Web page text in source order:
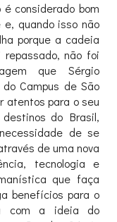
considerado bom
e, quando isso não
porque a cadeia
não foi
que Sérgio
Campus de São
atentos para o seu
destinos do Brasil,
de se
de uma nova
tecnologia e
que faça
benefícios para o
com a ideia do